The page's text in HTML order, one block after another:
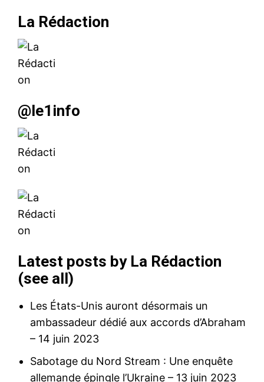
Insight Publications
À propos
Nous contacter
Formules d’abonnement
La Rédaction
@le1info
Latest posts by La Rédaction
(see all)
Les États-Unis auront désormais un
ambassadeur dédié aux accords d’Abraham
– 14 juin 2023
Sabotage du Nord Stream : Une enquête
allemande épingle l’Ukraine – 13 juin 2023